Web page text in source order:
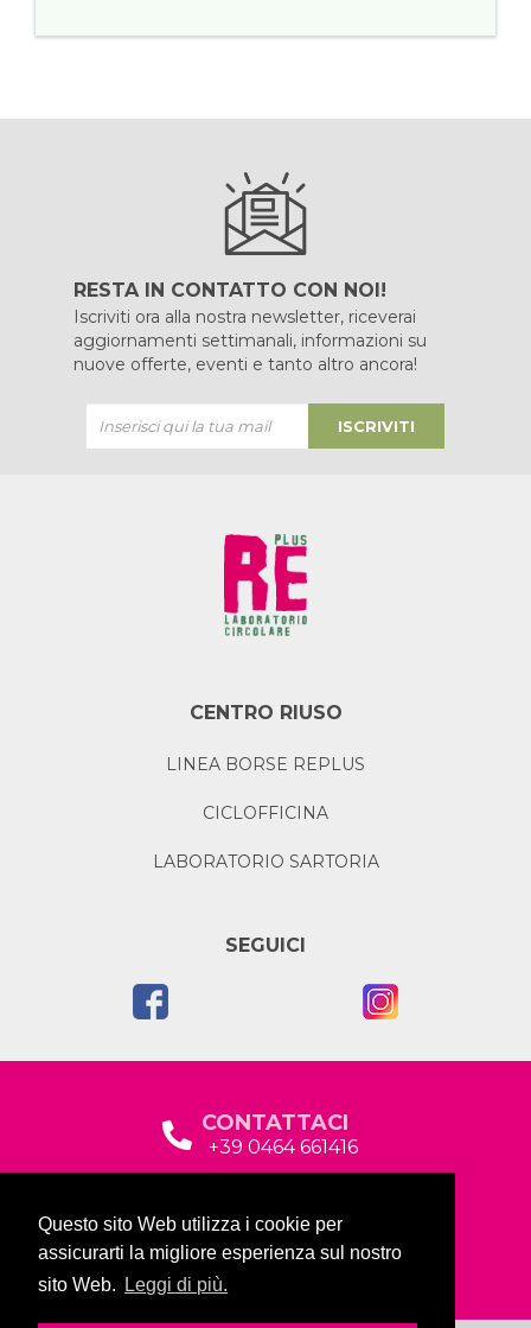
Questo sito Web utilizza i cookie per
assicurarti la migliore esperienza sul nostro
sito Web.
Leggi di più.
RESTA IN CONTATTO CON NOI!
Iscriviti ora alla nostra newsletter, riceverai
aggiornamenti settimanali, informazioni su
nuove offerte, eventi e tanto altro ancora!
ISCRIVITI
CENTRO RIUSO
LINEA BORSE REPLUS
CICLOFFICINA
LABORATORIO SARTORIA
SEGUICI
CONTATTACI
+39 0464 661416
Via Baltera, 19
38066 Riva del Garda (TN)